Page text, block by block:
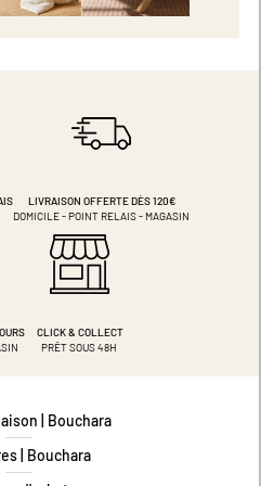
LIVRAISON OFFERTE DÈS 120€
DOMICILE - POINT RELAIS - MAGASIN
CLICK & COLLECT
PRÊT SOUS 48H
| Bouchara
| Bouchara